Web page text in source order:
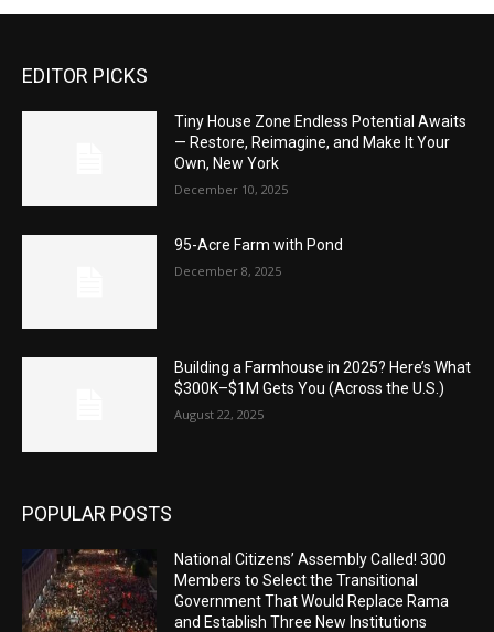
EDITOR PICKS
Tiny House Zone Endless Potential Awaits
— Restore, Reimagine, and Make It Your
Own, New York
December 10, 2025
95-Acre Farm with Pond
December 8, 2025
Building a Farmhouse in 2025? Here’s What
$300K–$1M Gets You (Across the U.S.)
August 22, 2025
POPULAR POSTS
National Citizens’ Assembly Called! 300
Members to Select the Transitional
Government That Would Replace Rama
and Establish Three New Institutions